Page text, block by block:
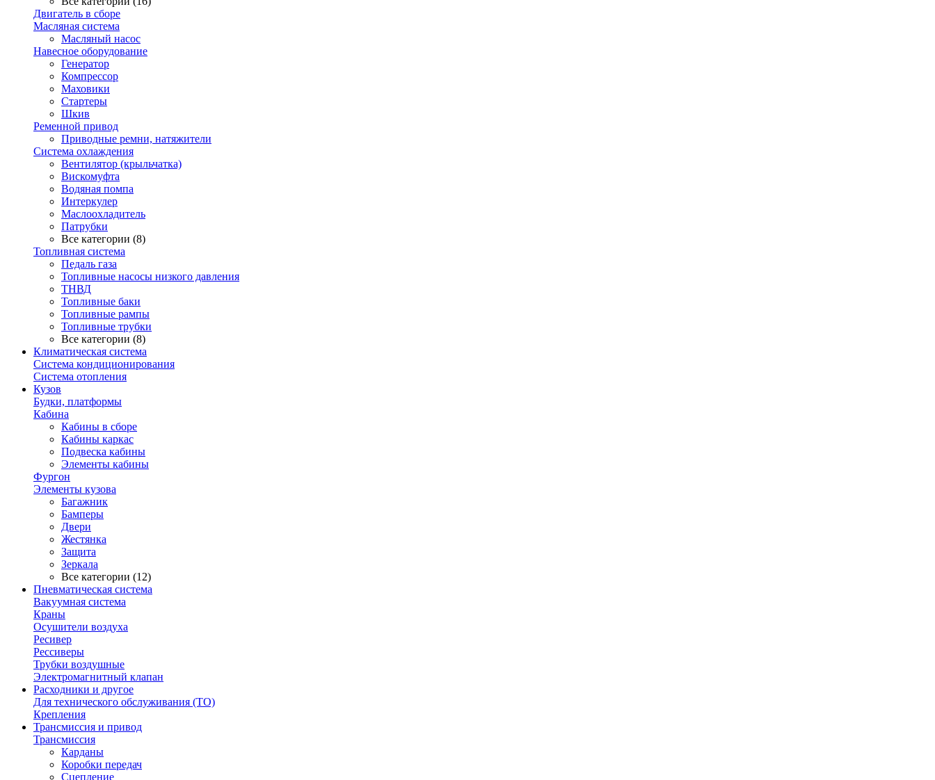
Двигатель в сборе
Масляная система
Масляный насос
Навесное оборудование
Генератор
Компрессор
Маховики
Стартеры
Шкив
Ременной привод
Приводные ремни, натяжители
Система охлаждения
Вентилятор (крыльчатка)
Вискомуфта
Водяная помпа
Интеркулер
Маслоохладитель
Патрубки
Все категории (8)
Топливная система
Педаль газа
Топливные насосы низкого давления
ТНВД
Топливные баки
Топливные рампы
Топливные трубки
Все категории (8)
Климатическая система
Система кондиционирования
Система отопления
Кузов
Будки, платформы
Кабина
Кабины в сборе
Кабины каркас
Подвеска кабины
Элементы кабины
Фургон
Элементы кузова
Багажник
Бамперы
Двери
Жестянка
Защита
Зеркала
Все категории (12)
Пневматическая система
Вакуумная система
Краны
Осушители воздуха
Ресивер
Рессиверы
Трубки воздушные
Электромагнитный клапан
Расходники и другое
Для технического обслуживания (ТО)
Крепления
Трансмиссия и привод
Трансмиссия
Карданы
Коробки передач
Сцепление